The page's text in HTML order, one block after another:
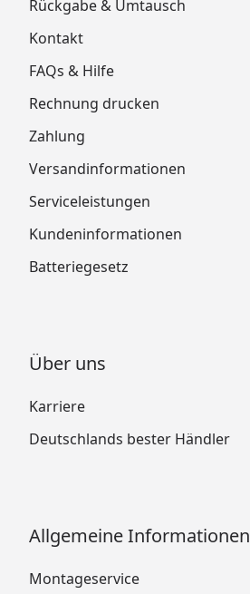
Rückgabe & Umtausch
Kontakt
FAQs & Hilfe
Rechnung drucken
Zahlung
Versandinformationen
Serviceleistungen
Kundeninformationen
Batteriegesetz
Über uns
Karriere
Deutschlands bester Händler
Allgemeine Informationen
Montageservice